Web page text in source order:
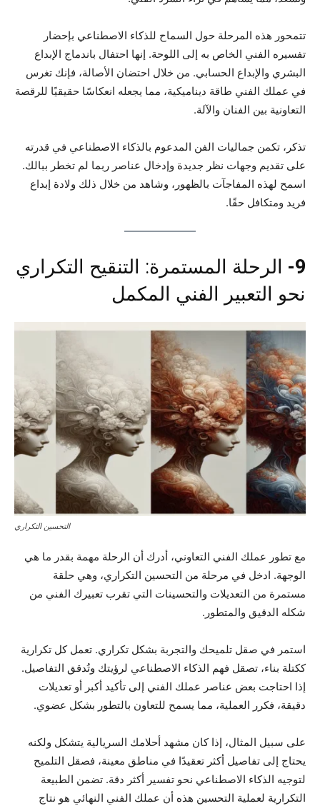
تتمحور هذه المرحلة حول السماح للذكاء الاصطناعي بإحضار
تفسيره الفني الخاص به إلى اللوحة. إنها احتفال باندماج الإبداع
البشري والإبداع الحسابي. من خلال احتضان الأصالة، فإنك تغرس
في عملك الفني طاقة ديناميكية، مما يجعله انعكاسًا حقيقيًا للرقصة
التعاونية بين الفنان والآلة.
تذكر، تكمن جماليات الفن المدعوم بالذكاء الاصطناعي في قدرته
على تقديم وجهات نظر جديدة وإدخال عناصر ربما لم تخطر ببالك.
اسمح لهذه المفاجآت بالظهور، وشاهد من خلال ذلك ولادة إبداع
فريد ومتكافل حقًا.
9-
الرحلة المستمرة: التنقيح التكراري
نحو التعبير الفني المكمل
التحسين التكراري
مع تطور عملك الفني التعاوني، أدرك أن الرحلة مهمة بقدر ما هي
الوجهة. ادخل في مرحلة من التحسين التكراري، وهي حلقة
مستمرة من التعديلات والتحسينات التي تقرب تعبيرك الفني من
شكله الدقيق والمتطور.
استمر في صقل تلميحك والتجربة بشكل تكراري. تعمل كل تكرارية
ككتلة بناء، تصقل فهم الذكاء الاصطناعي لرؤيتك وتُدقق التفاصيل.
إذا احتاجت بعض عناصر عملك الفني إلى تأكيد أكبر أو تعديلات
دقيقة، فكرر العملية، مما يسمح للتعاون بالتطور بشكل عضوي.
على سبيل المثال، إذا كان مشهد أحلامك السريالية يتشكل ولكنه
يحتاج إلى تفاصيل أكثر تعقيدًا في مناطق معينة، فصقل التلميح
لتوجيه الذكاء الاصطناعي نحو تفسير أكثر دقة. تضمن الطبيعة
التكرارية لعملية التحسين هذه أن عملك الفني النهائي هو نتاج